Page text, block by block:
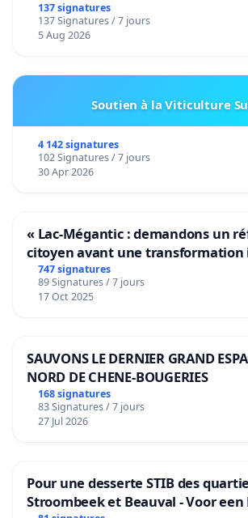
137 signatures
137 Signatures / 7 jours
5 Aug 2026
Soutien à la Viticulture
4 142 signatures
102 Signatures / 7 jours
30 Apr 2026
« Lac-Mégantic : demandons un
citoyen avant une transformation
de notre territoire »
747 signatures
89 Signatures / 7 jours
17 Oct 2025
SAUVONS LE DERNIER GRAND
NORD DE CHENE-BOUGERIES
168 signatures
83 Signatures / 7 jours
27 Jul 2026
Pour une desserte STIB des
Stroombeek et Beauval - Voor een